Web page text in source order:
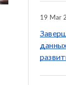
19 Mar